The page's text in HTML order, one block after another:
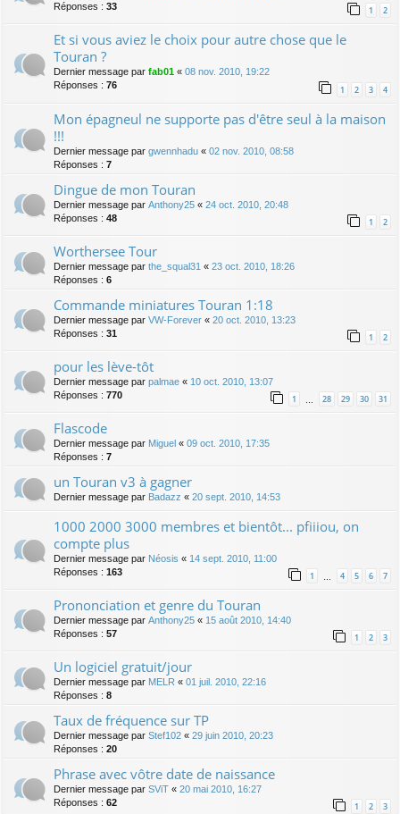
Réponses : 33 1 2
Et si vous aviez le choix pour autre chose que le
Touran ?
Dernier message par fab01 « 08 nov. 2010, 19:22
Réponses : 76 1 2 3 4
Mon épagneul ne supporte pas d'être seul à la maison
!!!
Dernier message par gwennhadu « 02 nov. 2010, 08:58
Réponses : 7
Dingue de mon Touran
Dernier message par Anthony25 « 24 oct. 2010, 20:48
Réponses : 48 1 2
Worthersee Tour
Dernier message par the_squal31 « 23 oct. 2010, 18:26
Réponses : 6
Commande miniatures Touran 1:18
Dernier message par VW-Forever « 20 oct. 2010, 13:23
Réponses : 31 1 2
pour les lève-tôt
Dernier message par palmae « 10 oct. 2010, 13:07
Réponses : 770 1 28 29 30 31
Flascode
Dernier message par Miguel « 09 oct. 2010, 17:35
Réponses : 7
un Touran v3 à gagner
Dernier message par Badazz « 20 sept. 2010, 14:53
1000 2000 3000 membres et bientôt... pfiiiou, on
compte plus
Dernier message par Néosis « 14 sept. 2010, 11:00
Réponses : 163 1 4 5 6 7
Prononciation et genre du Touran
Dernier message par Anthony25 « 15 août 2010, 14:40
Réponses : 57 1 2 3
Un logiciel gratuit/jour
Dernier message par MELR « 01 juil. 2010, 22:16
Réponses : 8
Taux de fréquence sur TP
Dernier message par Stef102 « 29 juin 2010, 20:23
Réponses : 20
Phrase avec vôtre date de naissance
Dernier message par SViT « 20 mai 2010, 16:27
Réponses : 62 1 2 3